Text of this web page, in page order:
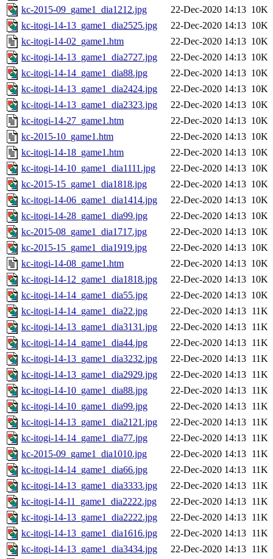
kc-2015-09_game1_dia1212.jpg
22-Dec-2020 14:13 10K
kc-itogi-14-13_game1_dia2525.jpg
22-Dec-2020 14:13 10K
kc-itogi-14-02_game1.htm
22-Dec-2020 14:13 10K
kc-itogi-14-13_game1_dia2727.jpg
22-Dec-2020 14:13 10K
kc-itogi-14-14_game1_dia88.jpg
22-Dec-2020 14:13 10K
kc-itogi-14-13_game1_dia2424.jpg
22-Dec-2020 14:13 10K
kc-itogi-14-13_game1_dia2323.jpg
22-Dec-2020 14:13 10K
kc-itogi-14-27_game1.htm
22-Dec-2020 14:13 10K
kc-2015-10_game1.htm
22-Dec-2020 14:13 10K
kc-itogi-14-18_game1.htm
22-Dec-2020 14:13 10K
kc-itogi-14-10_game1_dia1111.jpg
22-Dec-2020 14:13 10K
kc-2015-15_game1_dia1818.jpg
22-Dec-2020 14:13 10K
kc-itogi-14-06_game1_dia1414.jpg
22-Dec-2020 14:13 10K
kc-itogi-14-28_game1_dia99.jpg
22-Dec-2020 14:13 10K
kc-2015-08_game1_dia1717.jpg
22-Dec-2020 14:13 10K
kc-2015-15_game1_dia1919.jpg
22-Dec-2020 14:13 10K
kc-itogi-14-08_game1.htm
22-Dec-2020 14:13 10K
kc-itogi-14-12_game1_dia1818.jpg
22-Dec-2020 14:13 10K
kc-itogi-14-14_game1_dia55.jpg
22-Dec-2020 14:13 10K
kc-itogi-14-14_game1_dia22.jpg
22-Dec-2020 14:13 11K
kc-itogi-14-13_game1_dia3131.jpg
22-Dec-2020 14:13 11K
kc-itogi-14-14_game1_dia44.jpg
22-Dec-2020 14:13 11K
kc-itogi-14-13_game1_dia3232.jpg
22-Dec-2020 14:13 11K
kc-itogi-14-13_game1_dia2929.jpg
22-Dec-2020 14:13 11K
kc-itogi-14-10_game1_dia88.jpg
22-Dec-2020 14:13 11K
kc-itogi-14-10_game1_dia99.jpg
22-Dec-2020 14:13 11K
kc-itogi-14-13_game1_dia2121.jpg
22-Dec-2020 14:13 11K
kc-itogi-14-14_game1_dia77.jpg
22-Dec-2020 14:13 11K
kc-2015-09_game1_dia1010.jpg
22-Dec-2020 14:13 11K
kc-itogi-14-14_game1_dia66.jpg
22-Dec-2020 14:13 11K
kc-itogi-14-13_game1_dia3333.jpg
22-Dec-2020 14:13 11K
kc-itogi-14-11_game1_dia2222.jpg
22-Dec-2020 14:13 11K
kc-itogi-14-13_game1_dia2222.jpg
22-Dec-2020 14:13 11K
kc-itogi-14-13_game1_dia1616.jpg
22-Dec-2020 14:13 11K
kc-itogi-14-13_game1_dia3434.jpg
22-Dec-2020 14:13 11K